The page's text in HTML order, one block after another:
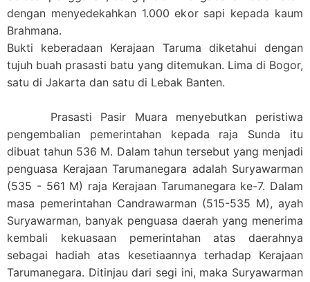
dengan menyedekahkan 1.000 ekor sapi kepada kaum
Brahmana.
Bukti keberadaan Kerajaan Taruma diketahui dengan
tujuh buah prasasti batu yang ditemukan. Lima di Bogor,
satu di Jakarta dan satu di Lebak Banten.
Prasasti Pasir Muara menyebutkan peristiwa
pengembalian pemerintahan kepada raja Sunda itu
dibuat tahun 536 M. Dalam tahun tersebut yang menjadi
penguasa Kerajaan Tarumanegara adalah Suryawarman
(535 - 561 M) raja Kerajaan Tarumanegara ke-7. Dalam
masa pemerintahan Candrawarman (515-535 M), ayah
Suryawarman, banyak penguasa daerah yang menerima
kembali kekuasaan pemerintahan atas daerahnya
sebagai hadiah atas kesetiaannya terhadap Kerajaan
Tarumanegara. Ditinjau dari segi ini, maka Suryawarman